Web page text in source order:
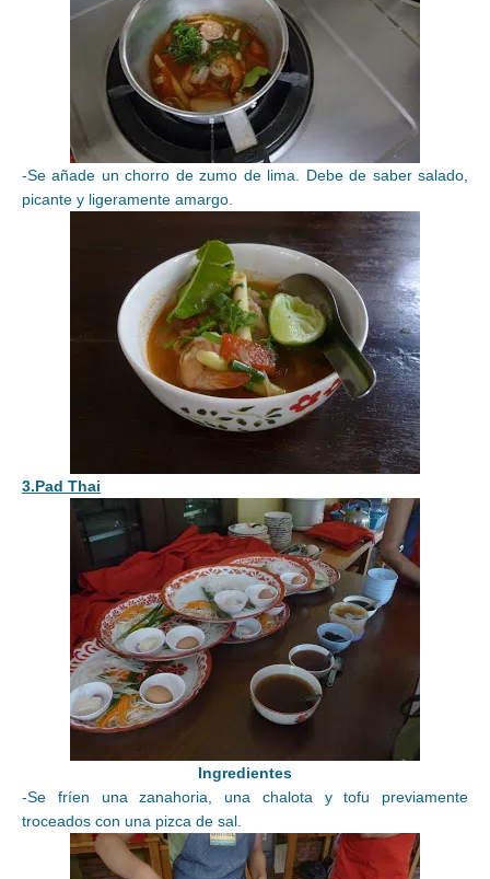
-Se añade un chorro de zumo de lima. Debe de saber salado,
picante y ligeramente amargo.
3.Pad Thai
Ingredientes
-Se fríen una zanahoria, una chalota y tofu previamente
troceados con una pizca de sal.